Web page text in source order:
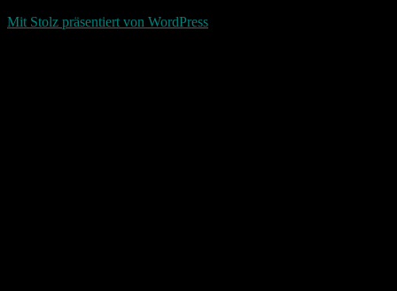
Mit Stolz präsentiert von WordPress